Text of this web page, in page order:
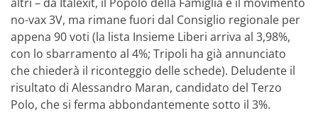
no-vax 3V, ma rimane fuori dal Consiglio regionale per
appena 90 voti (la lista Insieme Liberi arriva al 3,98%,
con lo sbarramento al 4%; Tripoli ha già annunciato
che chiederà il riconteggio delle schede). Deludente il
risultato di Alessandro Maran, candidato del Terzo
Polo, che si ferma abbondantemente sotto il 3%.